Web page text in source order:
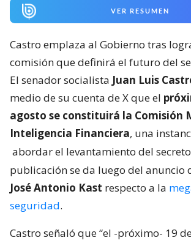
VER RESUMEN
Castro emplaza al Gobierno tras
comisión que definirá el futuro del
El senador socialista Juan Luis
medio de su cuenta de X que el
agosto se constituirá la Comisión
Inteligencia Financiera, una
abordar el levantamiento del
publicación se da luego del anuncio
José Antonio Kast respecto a la
seguridad.
Castro señaló que “el -próximo- 19